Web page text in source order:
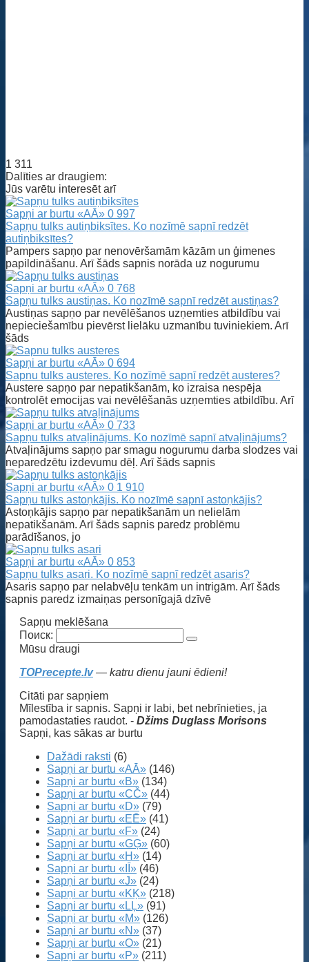
1 311
Dalīties ar draugiem:
Jūs varētu interesēt arī
Sapņi ar burtu «AĀ» 0 997
Sapņu tulks autiņbiksītes. Ko nozīmē sapnī redzēt
autiņbiksītes?
Pampers sapņo par nenovēršamām kāzām un ģimenes
papildināšanu. Arī šāds sapnis norāda uz nogurumu
Sapņi ar burtu «AĀ» 0 768
Sapņu tulks austiņas. Ko nozīmē sapnī redzēt austiņas?
Austiņas sapņo par nevēlēšanos uzņemties atbildību vai
nepieciešamību pievērst lielāku uzmanību tuviniekiem. Arī
šāds
Sapņi ar burtu «AĀ» 0 694
Sapnu tulks austeres. Ko nozīmē sapnī redzēt austeres?
Austere sapņo par nepatikšanām, ko izraisa nespēja
kontrolēt emocijas vai nevēlēšanās uzņemties atbildību. Arī
Sapņi ar burtu «AĀ» 0 733
Sapņu tulks atvaļinājums. Ko nozīmē sapnī atvaļinājums?
Atvaļinājums sapņo par smagu nogurumu darba slodzes vai
neparedzētu izdevumu dēļ. Arī šāds sapnis
Sapņi ar burtu «AĀ» 0 1 910
Sapņu tulks astoņkājis. Ko nozīmē sapnī astoņkājis?
Astoņkājis sapņo par nepatikšanām un nelielām
nepatikšanām. Arī šāds sapnis paredz problēmu
parādīšanos, jo
Sapņi ar burtu «AĀ» 0 853
Sapņu tulks asari. Ko nozīmē sapnī redzēt asaris?
Asaris sapņo par nelabvēļu tenkām un intrigām. Arī šāds
sapnis paredz izmaiņas personīgajā dzīvē
Sapņu meklēšana
Поиск:
Mūsu draugi
TOPrecepte.lv— katru dienu jauni ēdieni!
Citāti par sapņiem
Mīlestība ir sapnis. Sapņi ir labi, bet nebrīnieties, ja
pamodastaties raudot. - Džims Duglass Morisons
Sapņi, kas sākas ar burtu
Dažādi raksti (6)
Sapņi ar burtu «AĀ» (146)
Sapņi ar burtu «B» (134)
Sapņi ar burtu «CČ» (44)
Sapņi ar burtu «D» (79)
Sapņi ar burtu «EĒ» (41)
Sapņi ar burtu «F» (24)
Sapņi ar burtu «GĢ» (60)
Sapņi ar burtu «H» (14)
Sapņi ar burtu «IĪ» (46)
Sapņi ar burtu «J» (24)
Sapņi ar burtu «KĶ» (218)
Sapņi ar burtu «LĻ» (91)
Sapņi ar burtu «M» (126)
Sapņi ar burtu «N» (37)
Sapņi ar burtu «O» (21)
Sapņi ar burtu «P» (211)